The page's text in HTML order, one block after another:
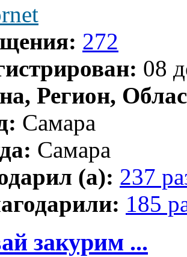
272
08
Регион,
Самара
Самара
(а): 237
185
закурим ...